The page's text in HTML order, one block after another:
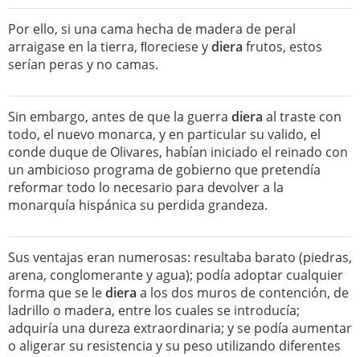
Por ello, si una cama hecha de madera de peral
arraigase en la tierra, ﬂoreciese ydiera frutos, estos
serían peras y no camas.
Sin embargo, antes de que la guerra diera al traste con
todo, el nuevo monarca, y en particular su valido, el
conde duque de Olivares, habían iniciado el reinado con
un ambicioso programa de gobierno que pretendía
reformar todo lo necesario para devolver a la
monarquía hispánica su perdida grandeza.
Sus ventajas eran numerosas: resultaba barato (piedras,
arena, conglomerante y agua); podía adoptar cualquier
forma que se lediera a los dos muros de contención, de
ladrillo o madera, entre los cuales se introducía;
adquiría una dureza extraordinaria; y se podía aumentar
o aligerar su resistencia y su peso utilizando diferentes